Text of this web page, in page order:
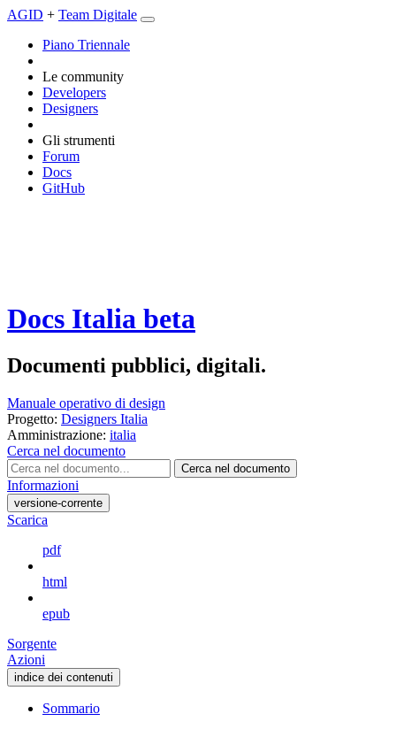
AGID + Team Digitale
Piano Triennale
Le community
Developers
Designers
Gli strumenti
Forum
Docs
GitHub
Docs Italia beta
Documenti pubblici, digitali.
Manuale operativo di design
Progetto: Designers Italia
Amministrazione: italia
Cerca nel documento
Cerca nel documento
Informazioni
versione-corrente
Scarica
pdf
html
epub
Sorgente
Azioni
indice dei contenuti
Sommario